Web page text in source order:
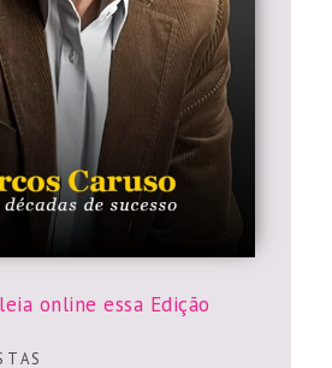
online essa Edição
A S